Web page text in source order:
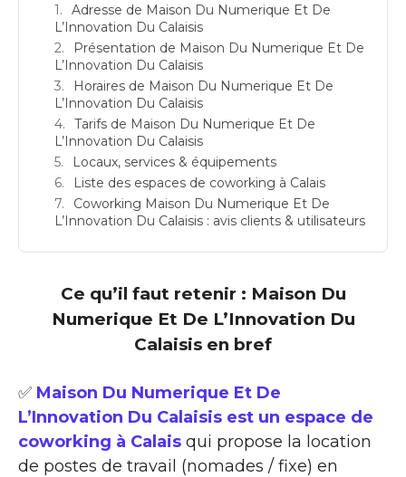
Adresse de Maison Du Numerique Et De
L’Innovation Du Calaisis
Présentation de Maison Du Numerique Et De
L’Innovation Du Calaisis
Horaires de Maison Du Numerique Et De
L’Innovation Du Calaisis
Tarifs de Maison Du Numerique Et De
L’Innovation Du Calaisis
Locaux, services & équipements
Liste des espaces de coworking à Calais
Coworking Maison Du Numerique Et De
L’Innovation Du Calaisis : avis clients & utilisateurs
Ce qu’il faut retenir : Maison Du
Numerique Et De L’Innovation Du
Calaisis en bref
✅ Maison Du Numerique Et De
L’Innovation Du Calaisis est un espace de
coworking à Calais qui propose la location
de postes de travail (nomades / fixe) en